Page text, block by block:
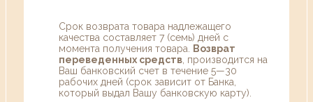
Срок возврата товара надлежащего
качества составляет 7 (семь) дней с
момента получения товара.
Возврат
переведенных средств , производится на
Ваш банковский счет в течение 5—30
рабочих дней (срок зависит от Банка,
который выдал Вашу банковскую карту).